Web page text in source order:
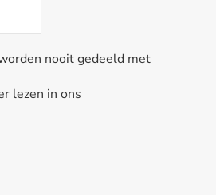
nooit gedeeld met
lezen in ons